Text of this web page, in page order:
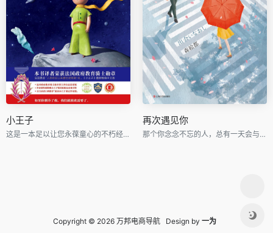
小王子
这是一本足以让您永葆童心的不朽经典，被全球亿万读者誉为人生必读书。
再次遇见你
那个你念念不忘的人，总有一天会与你再次相遇。
Copyright © 2026 万邦电商导航 Design by 一为